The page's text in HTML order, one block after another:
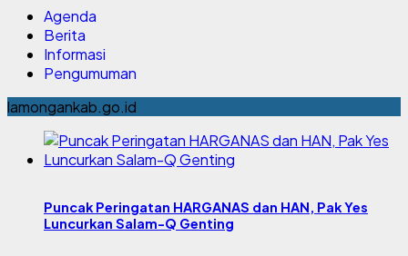
Agenda
Berita
Informasi
Pengumuman
lamongankab.go.id
Puncak Peringatan HARGANAS dan HAN, Pak Yes
Luncurkan Salam-Q Genting